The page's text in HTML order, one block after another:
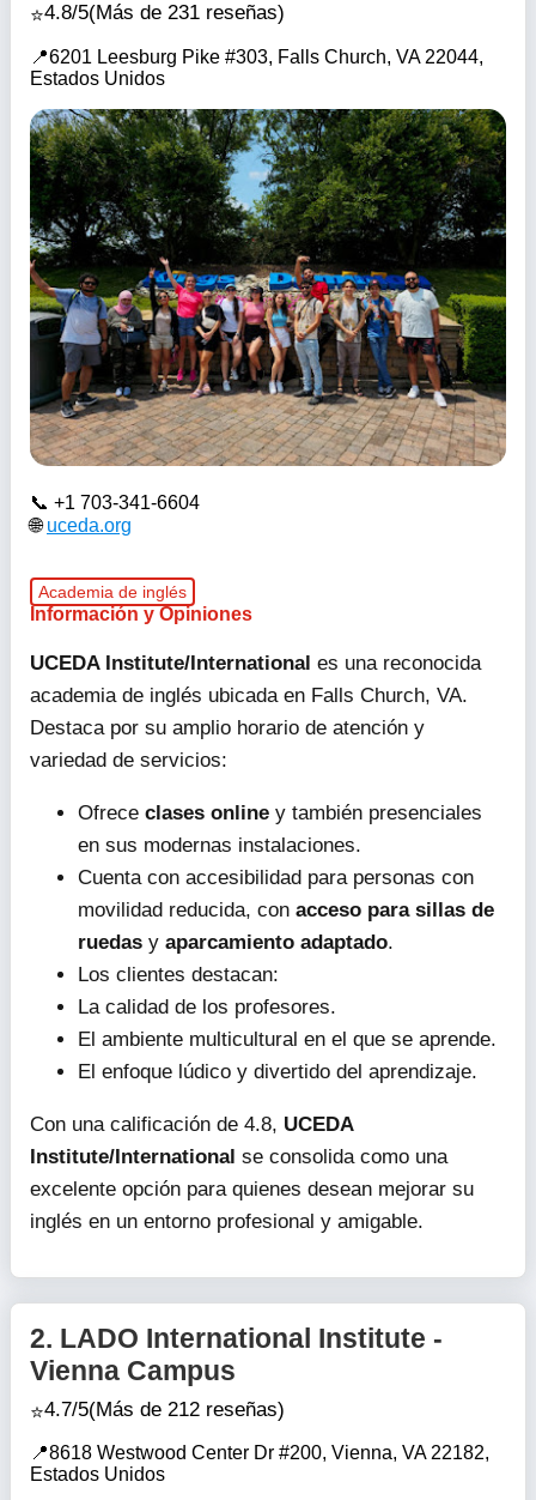
+1 703-341-6604
uceda.org
4.8/5(Más de 231 reseñas)
6201 Leesburg Pike #303, Falls Church, VA 22044,
Estados Unidos
Academia de inglés
Información y Opiniones
UCEDA Institute/International es una reconocida
academia de inglés ubicada en Falls Church, VA.
Destaca por su amplio horario de atención y
variedad de servicios:
Ofrece clases online y también presenciales
en sus modernas instalaciones.
Cuenta con accesibilidad para personas con
movilidad reducida, con acceso para sillas de
ruedas y aparcamiento adaptado.
Los clientes destacan:
La calidad de los profesores.
El ambiente multicultural en el que se aprende.
El enfoque lúdico y divertido del aprendizaje.
Con una calificación de 4.8, UCEDA
Institute/International se consolida como una
excelente opción para quienes desean mejorar su
inglés en un entorno profesional y amigable.
2. LADO International Institute -
Vienna Campus
4.7/5(Más de 212 reseñas)
8618 Westwood Center Dr #200, Vienna, VA 22182,
Estados Unidos